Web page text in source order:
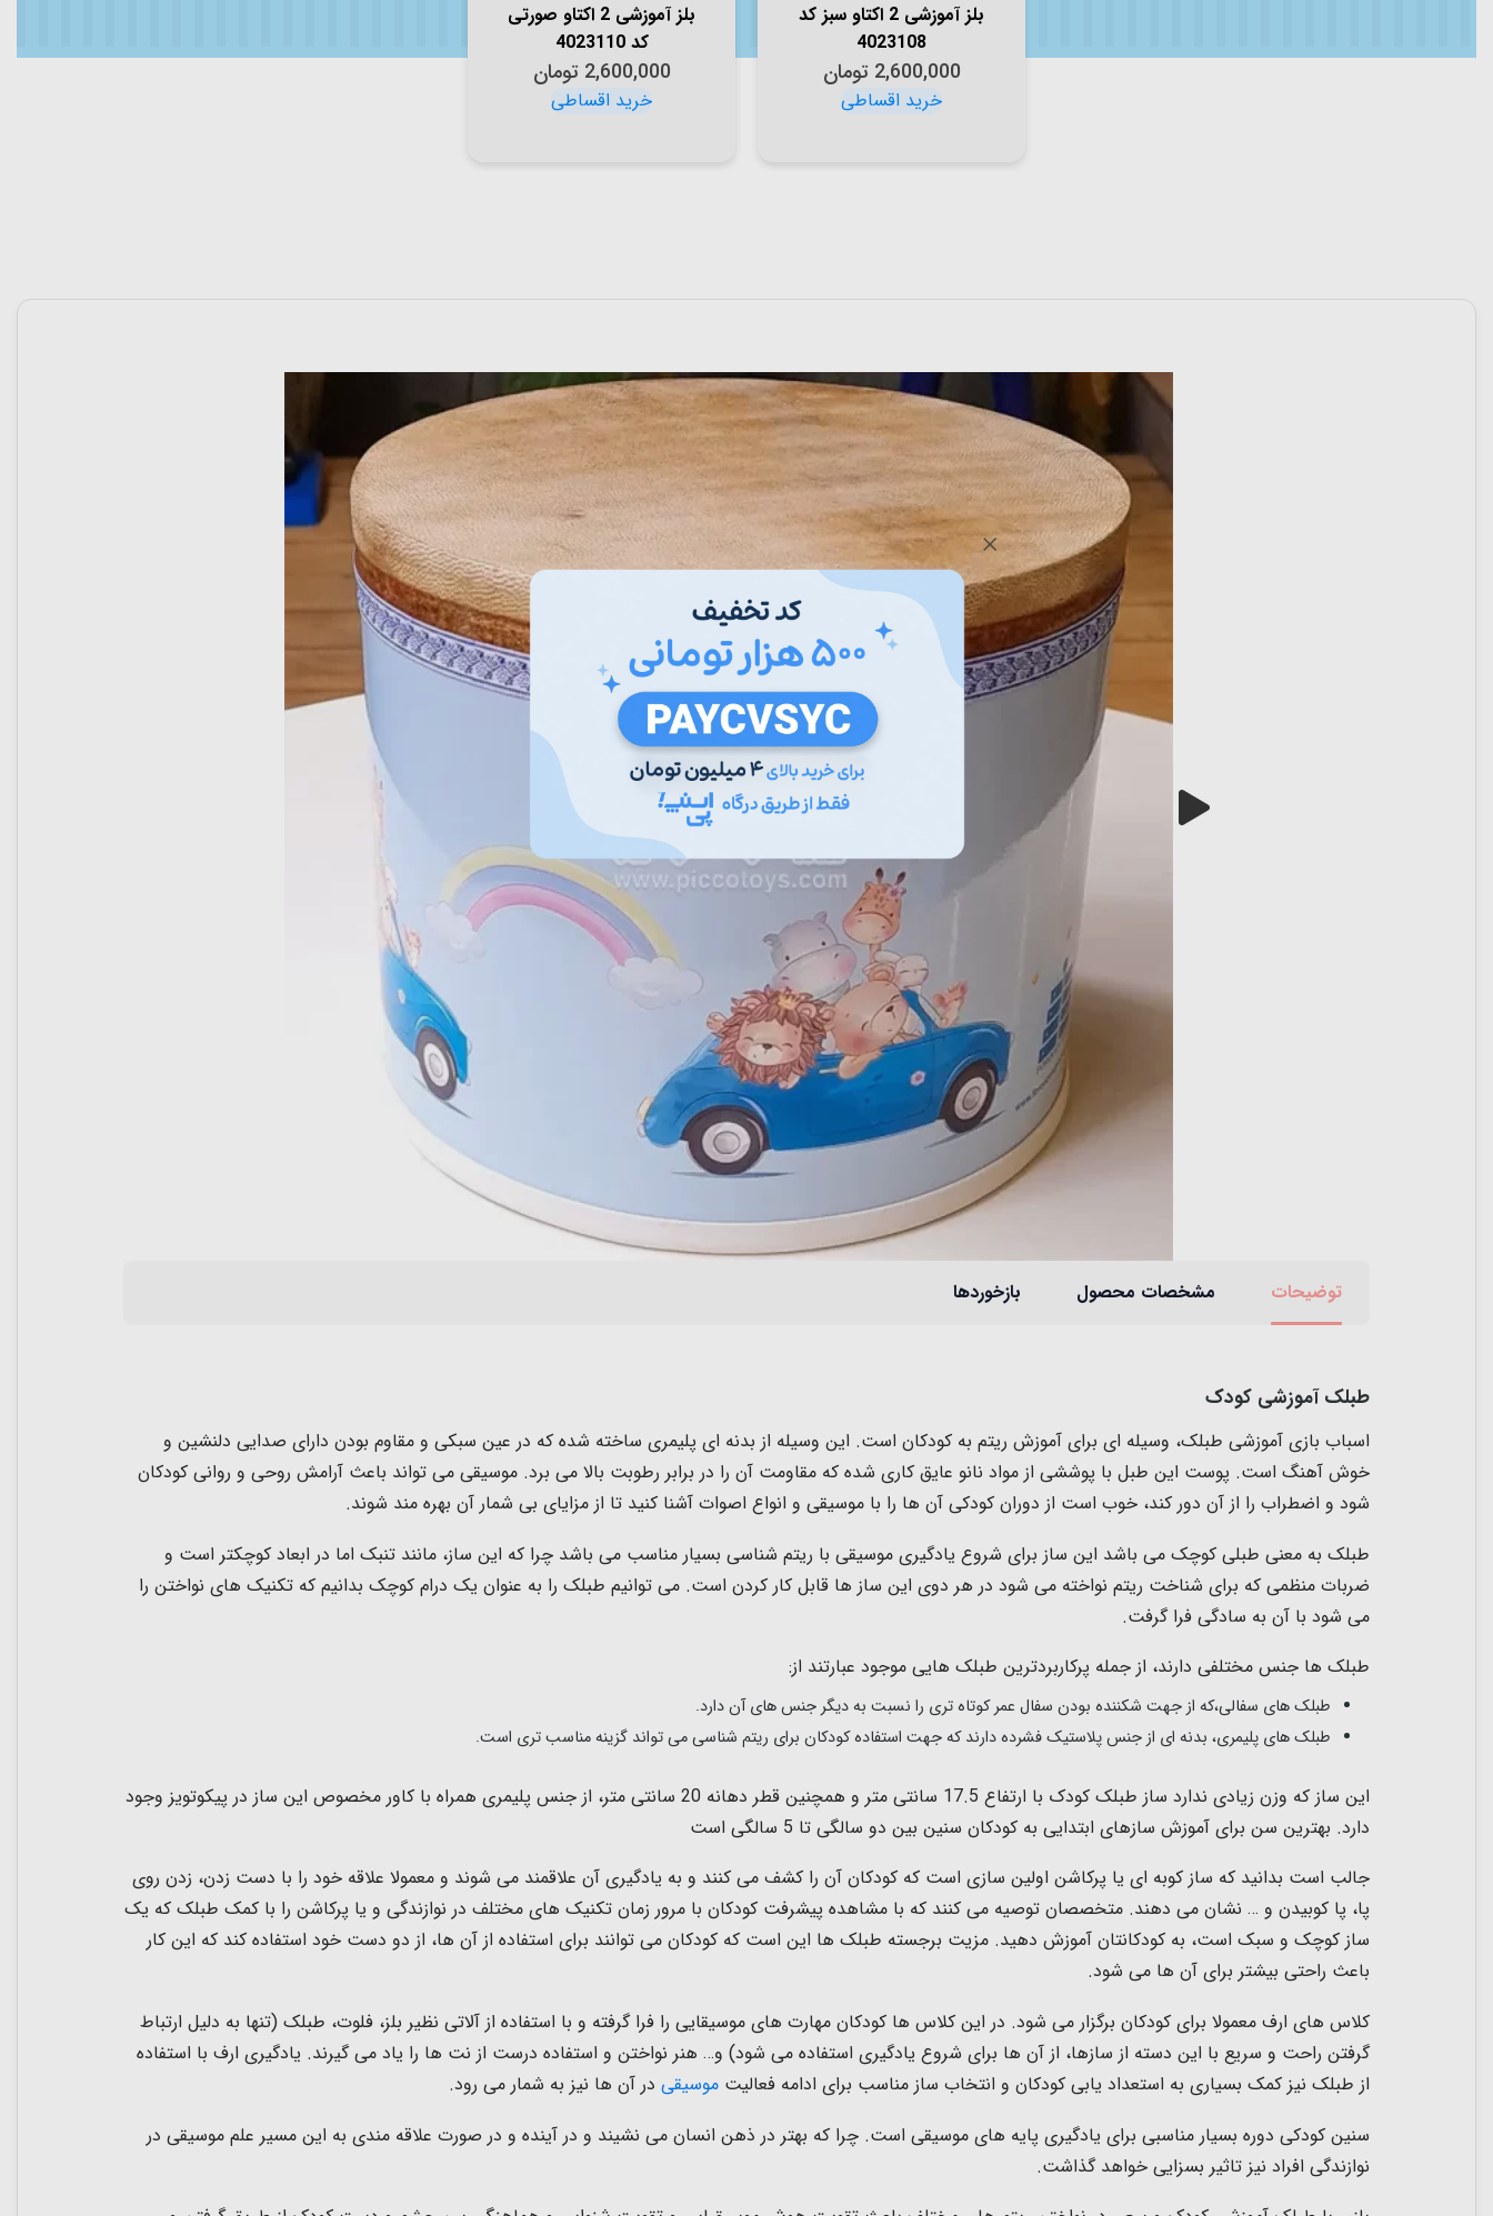
بلز آموزشی 2 اکتاو سبز کد
4023108
2,600,000 تومان
بلز آموزشی 2 اکتاو صورتی
کد 4023110
2,600,000 تومان
توضیحات مشخصات محصول بازخوردها
طبلک آموزشی کودک
اسباب بازی آموزشی طبلک، وسیله ای برای آموزش ریتم به کودکان است. این وسیله از بدنه ای پلیمری ساخته شده که در عین سبکی و مقاوم بودن دارای صدایی دلنشین و
خوش آهنگ است. پوست این طبل با پوششی از مواد نانو عایق کاری شده که مقاومت آن را در برابر رطوبت بالا می برد. موسیقی می تواند باعث آرامش روحی و روانی کودکان
شود و اضطراب را از آن دور کند، خوب است از دوران کودکی آن ها را با موسیقی و انواع اصوات آشنا کنید تا از مزایای بی شمار آن بهره مند شوند.
طبلک به معنی طبلی کوچک می باشد این ساز برای شروع یادگیری موسیقی با ریتم شناسی بسیار مناسب می باشد چرا که این ساز، مانند تنبک اما در ابعاد کوچکتر است و
ضربات منظمی که برای شناخت ریتم نواخته می شود در هر دوی این ساز ها قابل کار کردن است. می توانیم طبلک را به عنوان یک درام کوچک بدانیم که تکنیک های نواختن را
می شود با آن به سادگی فرا گرفت.
طبلک ها جنس مختلفی دارند، از جمله پرکاربردترین طبلک هایی موجود عبارتند از:
طبلک های سفالی،که از جهت شکننده بودن سفال عمر کوتاه تری را نسبت به دیگر جنس های آن دارد.
طبلک های پلیمری، بدنه ای از جنس پلاستیک فشرده دارند که جهت استفاده کودکان برای ریتم شناسی می تواند گزینه مناسب تری است.
این ساز که وزن زیادی ندارد ساز طبلک کودک با ارتفاع 17.5 سانتی متر و همچنین قطر دهانه 20 سانتی متر، از جنس پلیمری همراه با کاور مخصوص این ساز در پیکوتویز وجود
دارد. بهترین سن برای آموزش سازهای ابتدایی به کودکان سنین بین دو سالگی تا 5 سالگی است
جالب است بدانید که ساز کوبه ای یا پرکاشن اولین سازی است که کودکان آن را کشف می کنند و به یادگیری آن علاقمند می شوند و معمولا علاقه خود را با دست زدن، زدن روی
پا، پا کوبیدن و … نشان می دهند. متخصصان توصیه می کنند که با مشاهده پیشرفت کودکان با مرور زمان تکنیک های مختلف در نوازندگی و یا پرکاشن را با کمک طبلک که یک
ساز کوچک و سبک است، به کودکانتان آموزش دهید. مزیت برجسته طبلک ها این است که کودکان می توانند برای استفاده از آن ها، از دو دست خود استفاده کند که این کار
باعث راحتی بیشتر برای آن ها می شود.
کلاس های ارف معمولا برای کودکان برگزار می شود. در این کلاس ها کودکان مهارت های موسیقایی را فرا گرفته و با استفاده از آلاتی نظیر بلز، فلوت، طبلک (تنها به دلیل ارتباط
گرفتن راحت و سریع با این دسته از سازها، از آن ها برای شروع یادگیری استفاده می شود) و… هنر نواختن و استفاده درست از نت ها را یاد می گیرند. یادگیری ارف با استفاده
از طبلک نیز کمک بسیاری به استعداد یابی کودکان و انتخاب ساز مناسب برای ادامه فعالیت موسیقی در آن ها نیز به شمار می رود.
سنین کودکی دوره بسیار مناسبی برای یادگیری پایه های موسیقی است. چرا که بهتر در ذهن انسان می نشیند و در آینده و در صورت علاقه مندی به این مسیر علم موسیقی در
نوازندگی افراد نیز تاثیر بسزایی خواهد گذاشت.